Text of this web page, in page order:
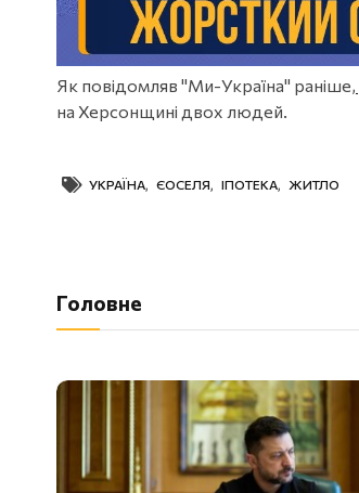
Як повідомляв "Ми-Україна" раніше,
на Херсонщині двох людей.
УКРАЇНА, ЄОСЕЛЯ, ІПОТЕКА, ЖИТЛО
Головне